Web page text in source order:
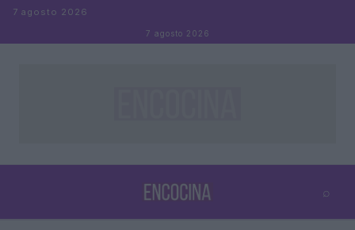
Saltar al contenido
7 agosto 2026
7 agosto 2026
⌕